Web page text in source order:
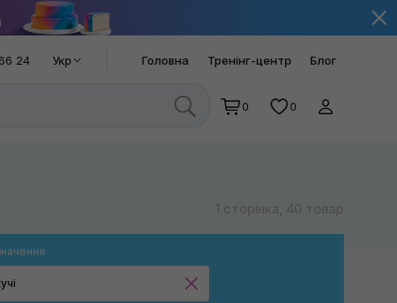
24 Укр Головна Тренінг-центр Блог
0 0
1 сторінка, 40 товар